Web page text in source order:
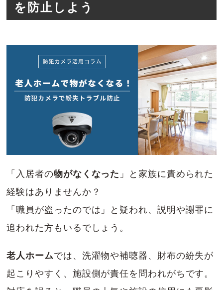
を防止しよう
「入居者の物がなくなった 」と家族に責められた
経験はありませんか？
「職員が盗ったのでは」と疑われ、説明や謝罪に
追われた方もいるでしょう。
老人ホームでは、洗濯物や補聴器、財布の紛失が
起こりやすく、施設側が責任を問われがちです。